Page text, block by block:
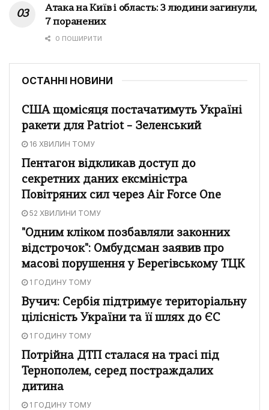
Атака на Київ і область: 3 людини загинули,
7 поранених
0 ПОШИРИТИ
ОСТАННІ НОВИНИ
США щомісяця постачатимуть Україні
ракети для Patriot – Зеленський
16 ХВИЛИН ТОМУ
Пентагон відкликав доступ до
секретних даних ексміністра
Повітряних сил через Air Force One
52 ХВИЛИНИ ТОМУ
"Одним кліком позбавляли законних
відстрочок": Омбудсман заявив про
масові порушення у Берегівському ТЦК
1 ГОДИНУ ТОМУ
Вучич: Сербія підтримує територіальну
цілісність України та її шлях до ЄС
1 ГОДИНУ ТОМУ
Потрійна ДТП сталася на трасі під
Тернополем, серед постраждалих
дитина
1 ГОДИНУ ТОМУ